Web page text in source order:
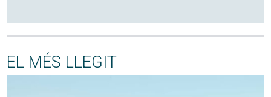
EL MÉS LLEGIT